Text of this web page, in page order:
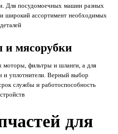
Для посудомоечных машин разных
широкий ассортимент необходимых
деталей.
мясорубки
моторы, фильтры и шланги, а для
и уплотнители. Верный выбор
службы и работоспособность
для